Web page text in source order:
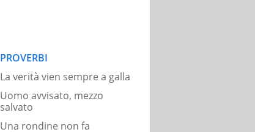
PROVERBI
La verità vien sempre a galla
Uomo avvisato, mezzo
salvato
Una rondine non fa